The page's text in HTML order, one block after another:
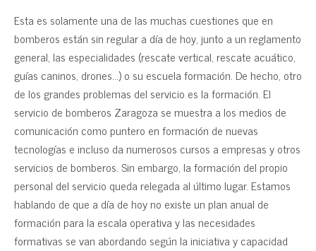
Esta es solamente una de las muchas cuestiones que en
bomberos están sin regular a día de hoy, junto a un reglamento
general, las especialidades (rescate vertical, rescate acuático,
guías caninos, drones…) o su escuela formación. De hecho, otro
de los grandes problemas del servicio es la formación. El
servicio de bomberos Zaragoza se muestra a los medios de
comunicación como puntero en formación de nuevas
tecnologías e incluso da numerosos cursos a empresas y otros
servicios de bomberos. Sin embargo, la formación del propio
personal del servicio queda relegada al último lugar. Estamos
hablando de que a día de hoy no existe un plan anual de
formación para la escala operativa y las necesidades
formativas se van abordando según la iniciativa y capacidad